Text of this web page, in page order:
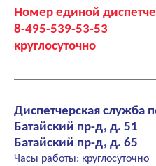
Номер единой
8-495-539-53-53
круглосуточно
Диспетчерская служба
Батайский пр-д, д. 51
Батайский пр-д, д. 65
Часы работы: круглосуточно